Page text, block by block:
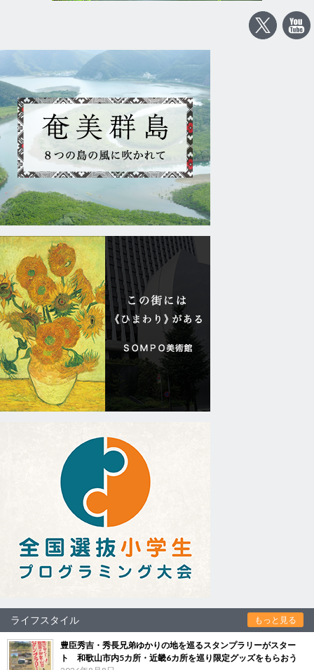
ライフスタイル もっと見る
豊臣秀吉・秀長兄弟ゆかりの地を巡るスタンプラリーがスター
ト 和歌山市内5カ所・近畿6カ所を巡り限定グッズをもらおう